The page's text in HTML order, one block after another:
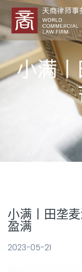
小满
小满丨田垄
盈满
2023-05-21